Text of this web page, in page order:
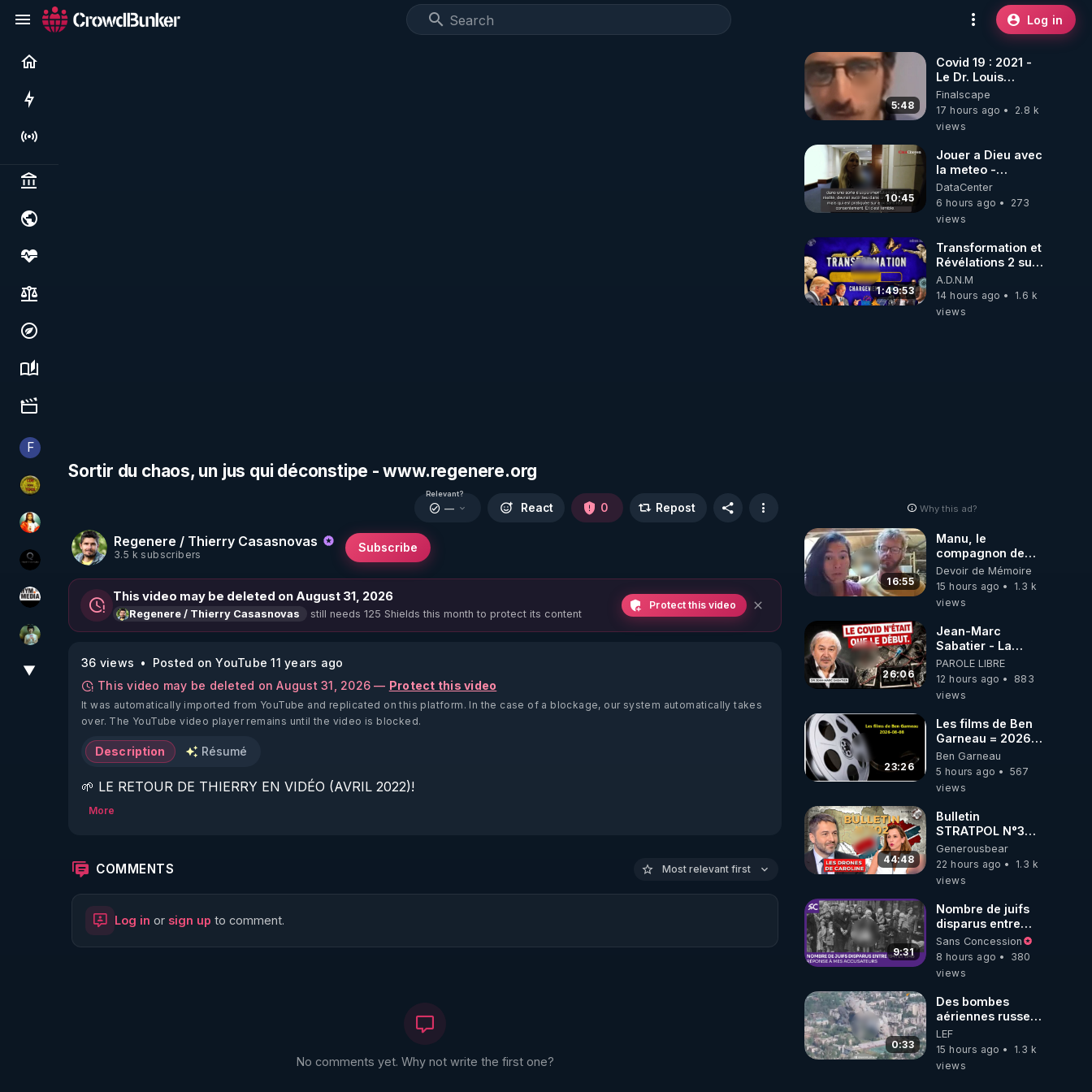
Log in
Live
Politics & institutions
Society, justice & freedoms
Economy, environment & technology
Science, history & spirituality
Culture, media & entertainment
FFinalscape
CDS pour TOUS
L'autre son de cloche
La vérité
HYM.MEDIA
Sonmi-877
▼
Sortir du chaos, un jus qui déconstipe - www.regenere.org
Regenere / Thierry Casasnovas
3.5 k subscribers
Subscribe
Relevant?
— React 0 Repost
This video may be deleted on August 31, 2026
Regenere / Thierry Casasnovas still needs 125 Shields this month to protect its content
Protect this video
36 views
Posted on YouTube 11 years ago
This video may be deleted on August 31, 2026 — Protect this video
It was automatically imported from YouTube and replicated on this platform. In the case of a blockage, our system automatically takes
over. The YouTube video player remains until the video is blocked.
Description Résumé
🌱 LE RETOUR DE THIERRY EN VIDÉO (AVRIL 2022)!
🌱 LE MAGAZINE RÉGÉNÈRE
http://rgnr.li/ymag
More
COMMENTS Most relevant first
Log in or sign up to comment.
No comments yet. Why not write the first one?
5:48
Covid 19 : 2021 -
Le Dr. Louis
Fouché renverse
le plateau de
CNews !
Finalscape
17 hours ago
2.8 k
views
10:45
Jouer a Dieu avec
la meteo -
Citoicitoyen
DataCenter
6 hours ago
273
views
1:49:53
Transformation et
Révélations 2 sur
2 - live du
07/08/26
A.D.N.M
14 hours ago
1.6 k
views
Why this ad?
16:55
Manu, le
compagnon de
Kyria, raconte sa
garde à vue
musclée.
Devoir de Mémoire
15 hours ago
1.3 k
views
26:06
Jean-Marc
Sabatier - La
Covid-19 n'a été
que le début -
L'ARNm &
où auront-t-il ?
PAROLE LIBRE
12 hours ago
883
views
23:26
Les films de Ben
Garneau = 2026-
08-08
Ben Garneau
5 hours ago
567
views
44:48
Bulletin
STRATPOL N°302.
Armée des
drones, MS-21 en
série, missiles
07.08.2026.
Generousbear
22 hours ago
1.3 k
views
9:31
Nombre de juifs
disparus entre
1941 et 1945
(Réponse à mes
accusateurs)
Sans Concession
8 hours ago
380
views
0:33
Des bombes
aériennes russes
anéantissent les
centres de
contrôle de
LEF
15 hours ago
1.3 k
views